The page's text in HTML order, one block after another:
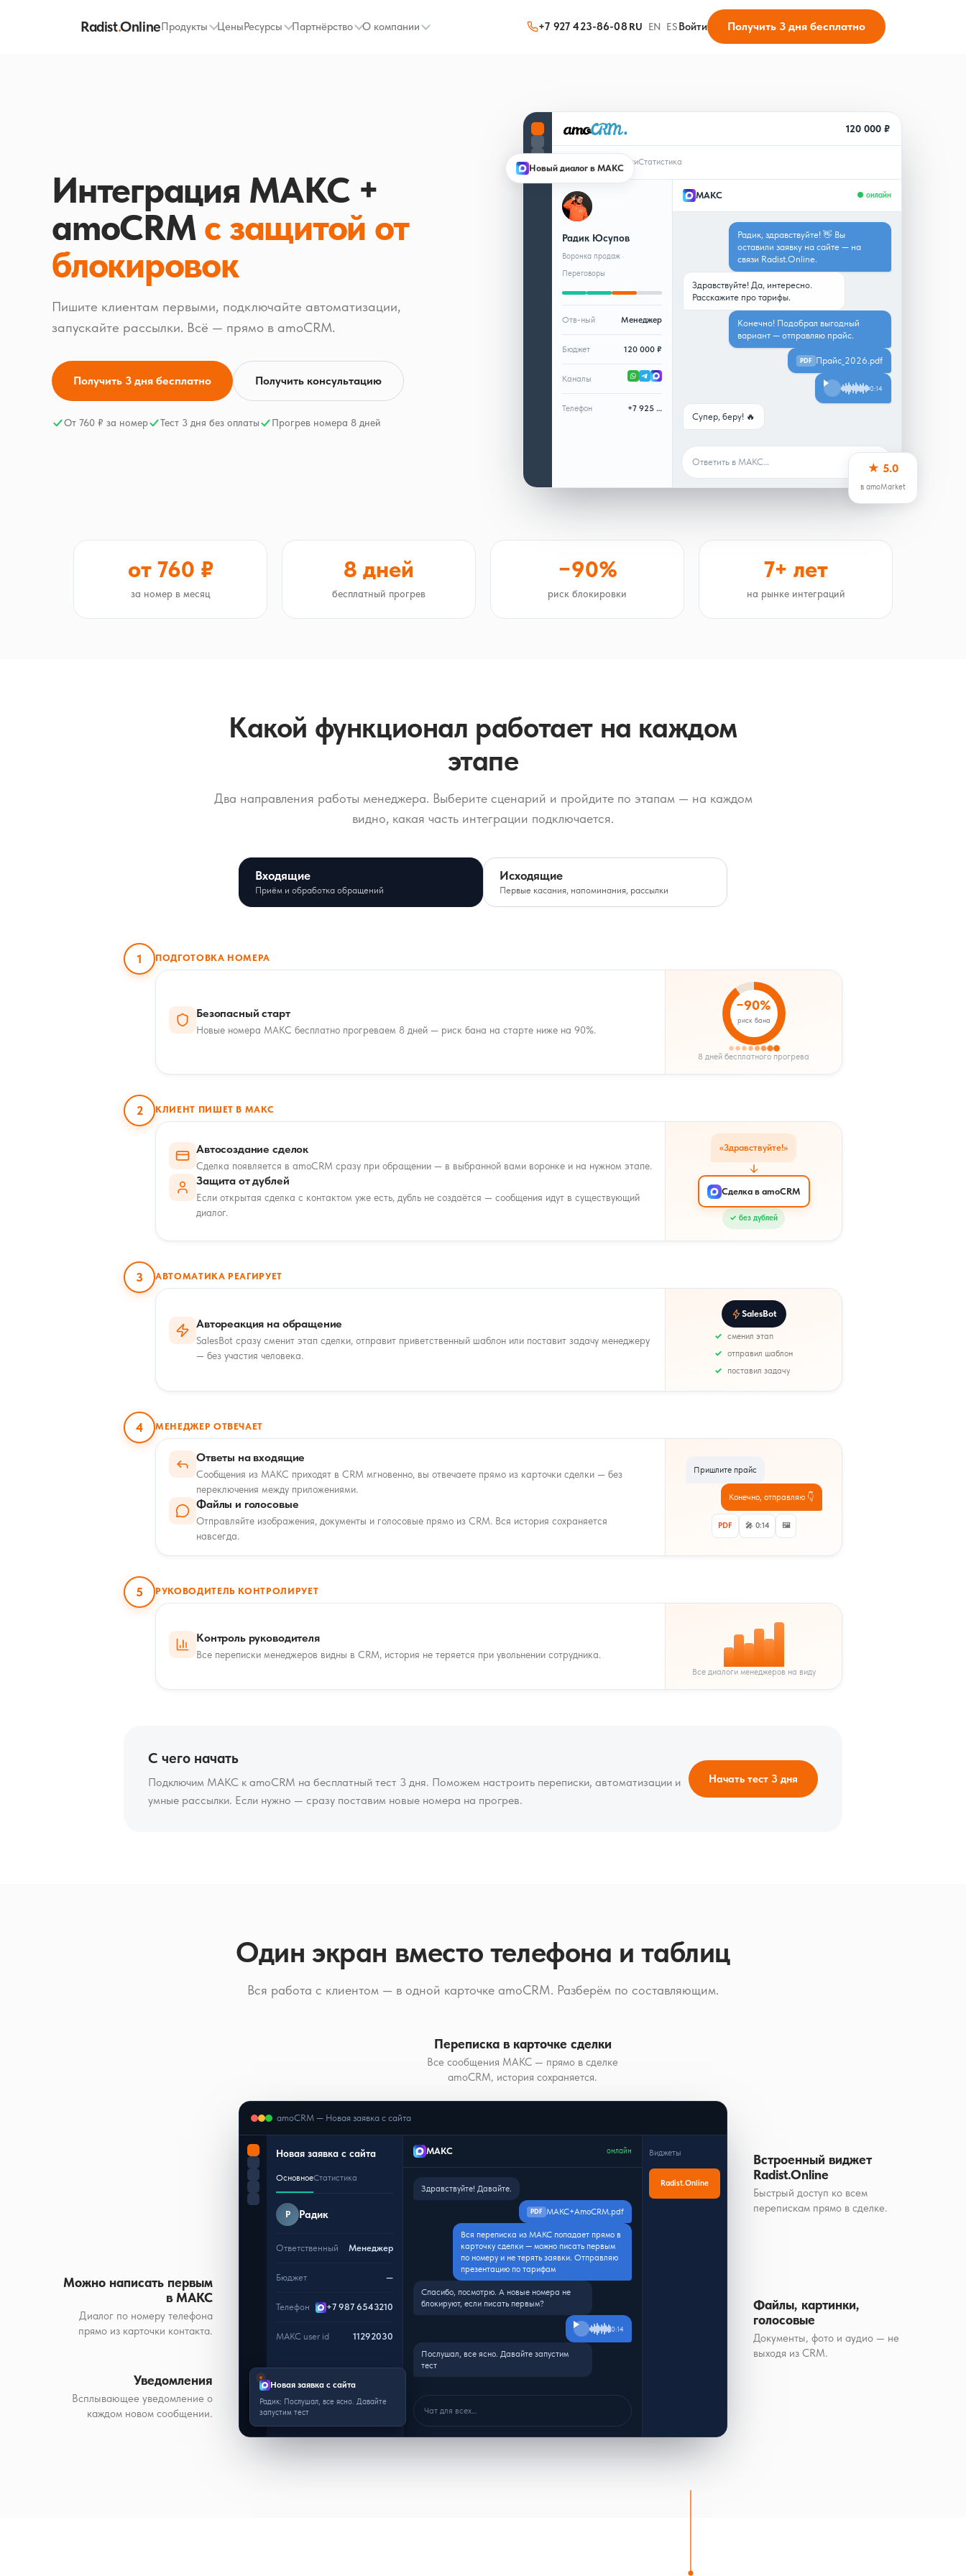
Radist.OnlineПродукты ЦеныРесурсы Партнёрство О компании +7 927 423-86-08 RU · EN · ESВойти Получить 3 дня бесплатно
Интеграция МАКС +
amoCRM с защитой от
блокировок
Пишите клиентам первыми, подключайте автоматизации,
запускайте рассылки. Всё — прямо в amoCRM.
Получить 3 дня бесплатно Получить консультацию
От 760 ₽ за номер Тест 3 дня без оплаты Прогрев номера 8 дней
120 000 ₽
ПродажиСтатистика
РЮ
Радик Юсупов
Воронка продаж ·
Переговоры
Отв-ный Менеджер
Бюджет 120 000 ₽
Каналы
Телефон +7 925 …
МАКС ● онлайн
Радик, здравствуйте! 👋 Вы
оставили заявку на сайте — на
связи Radist.Online.
Здравствуйте! Да, интересно.
Расскажите про тарифы.
Конечно! Подобрал выгодный
вариант — отправляю прайс.
PDF Прайс_2026.pdf
0:14
Супер, беру! 🔥
Ответить в МАКС…
Новый диалог в МАКС
★ 5.0
в amoMarket
от 760 ₽
за номер в месяц
8 дней
бесплатный прогрев
−90%
риск блокировки
7+ лет
на рынке интеграций
Какой функционал работает на каждом
этапе
Два направления работы менеджера. Выберите сценарий и пройдите по этапам — на каждом
видно, какая часть интеграции подключается.
Входящие
Приём и обработка обращений
Исходящие
Первые касания, напоминания, рассылки
1 ПОДГОТОВКА НОМЕРА
Безопасный старт
Новые номера МАКС бесплатно прогреваем 8 дней — риск бана на старте ниже на 90%.
−90%
риск бана
8 дней бесплатного прогрева
2 КЛИЕНТ ПИШЕТ В МАКС
Автосоздание сделок
Сделка появляется в amoCRM сразу при обращении — в выбранной вами воронке и на нужном этапе.
Защита от дублей
Если открытая сделка с контактом уже есть, дубль не создаётся — сообщения идут в существующий
диалог.
«Здравствуйте!»
Сделка в amoCRM
✓ без дублей
3 АВТОМАТИКА РЕАГИРУЕТ
Автореакция на обращение
SalesBot сразу сменит этап сделки, отправит приветственный шаблон или поставит задачу менеджеру
— без участия человека.
SalesBot
сменил этап
отправил шаблон
поставил задачу
4 МЕНЕДЖЕР ОТВЕЧАЕТ
Ответы на входящие
Сообщения из МАКС приходят в CRM мгновенно, вы отвечаете прямо из карточки сделки — без
переключения между приложениями.
Файлы и голосовые
Отправляйте изображения, документы и голосовые прямо из CRM. Вся история сохраняется
навсегда.
Пришлите прайс
Конечно, отправляю 👇
PDF 🎤 0:14 🖼
5 РУКОВОДИТЕЛЬ КОНТРОЛИРУЕТ
Контроль руководителя
Все переписки менеджеров видны в CRM, история не теряется при увольнении сотрудника.
Все диалоги менеджеров на виду
С чего начать
Подключим МАКС к amoCRM на бесплатный тест 3 дня. Поможем настроить переписки, автоматизации и
умные рассылки. Если нужно — сразу поставим новые номера на прогрев.
Начать тест 3 дня
Один экран вместо телефона и таблиц
Вся работа с клиентом — в одной карточке amoCRM. Разберём по составляющим.
amoCRM — Новая заявка с сайта
Новая заявка с сайта
ОсновноеСтатистика
Р Радик
Ответственный Менеджер
Бюджет —
Телефон +7 987 6543210
МАКС user id 11292030
МАКС онлайн
Здравствуйте! Давайте.
PDF МАКС+AmoCRM.pdf
Вся переписка из МАКС попадает прямо в
карточку сделки — можно писать первым
по номеру и не терять заявки. Отправляю
презентацию по тарифам
Спасибо, посмотрю. А новые номера не
блокируют, если писать первым?
0:14
Послушал, все ясно. Давайте запустим
тест
Чат для всех…
Виджеты
Radist.Online
Новая заявка с сайта
Радик: Послушал, все ясно. Давайте
запустим тест
Можно написать первым
в МАКС
Диалог по номеру телефона
прямо из карточки контакта.
Переписка в карточке сделки
Все сообщения МАКС — прямо в сделке
amoCRM, история сохраняется.
Файлы, картинки,
голосовые
Документы, фото и аудио — не
выходя из CRM.
Уведомления
Всплывающее уведомление о
каждом новом сообщении.
Встроенный виджет
Radist.Online
Быстрый доступ ко всем
перепискам прямо в сделке.